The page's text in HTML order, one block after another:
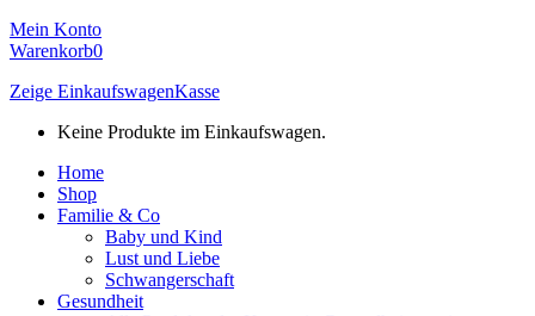
Mein Konto
Warenkorb0
Zeige EinkaufswagenKasse
Keine Produkte im Einkaufswagen.
Home
Shop
Familie & Co
Baby und Kind
Lust und Liebe
Schwangerschaft
Gesundheit